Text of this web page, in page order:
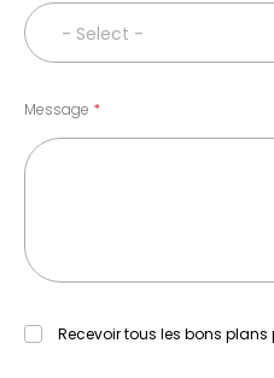
- Select -
Message
Recevoir tous les bons